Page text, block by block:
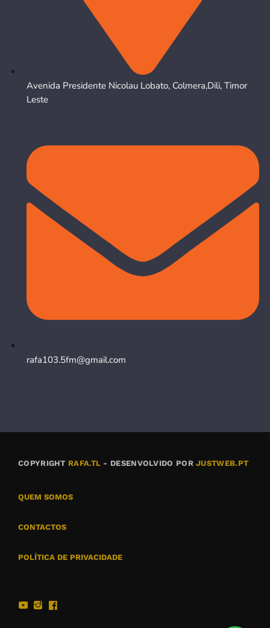
Avenida Presidente Nicolau Lobato, Colmera,Dili, Timor
Leste
rafa103.5fm@gmail.com
COPYRIGHT RAFA.TL - DESENVOLVIDO PORJUSTWEB.PT
QUEM SOMOS
CONTACTOS
POLÍTICA DE PRIVACIDADE